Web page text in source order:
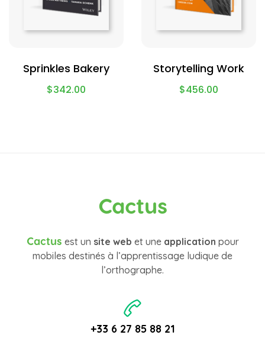
Sprinkles Bakery
$342.00
Storytelling Work
$456.00
Cactus
Cactus est un site web et une application pour
mobiles destinés à l’apprentissage ludique de
l’orthographe.
+33 6 27 85 88 21